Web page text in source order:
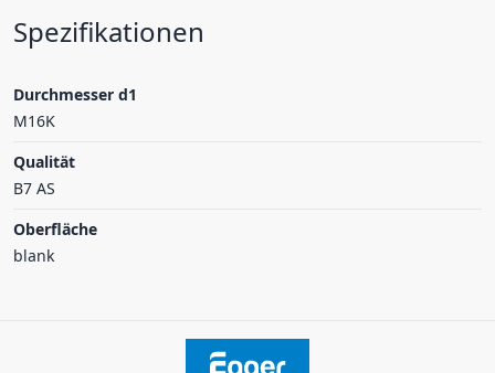
Spezifikationen
Durchmesser d1
M16K
Qualität
B7 AS
Oberfläche
blank